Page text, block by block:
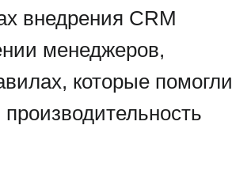
внедрения CRM
менеджеров,
которые помогли